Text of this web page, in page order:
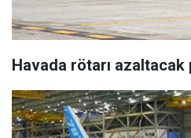
Havada rötarı azaltacak